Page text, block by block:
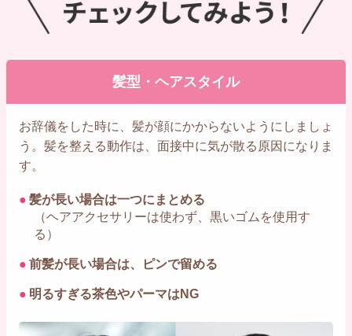
髪型・ヘアスタイル
お辞儀をした時に、髪が顔にかからないようにしましょ
う。髪を整える動作は、面接中に気が散る原因になりま
す。
● 髪が長い場合は一つにまとめる
（ヘアアクセサリーは使わず、黒いゴムを使用す
る）
● 前髪が長い場合は、ピンで留める
● 明るすぎる茶色やパーマはNG